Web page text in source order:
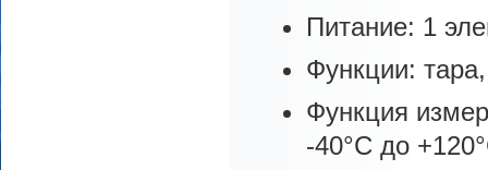
Питaниe: 1
Функции:
Функция
-40°C до